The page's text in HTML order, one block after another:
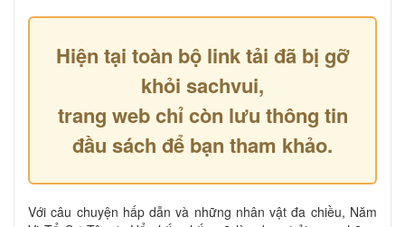
Hiện tại toàn bộ link tải đã bị gỡ
khỏi sachvui,
trang web chỉ còn lưu thông tin
đầu sách để bạn tham khảo.
Với câu chuyện hấp dẫn và những nhân vật đa chiều, Năm